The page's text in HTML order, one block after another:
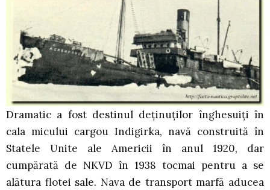
Dramatic a fost destinul deţinuţilor înghesuiţi în
cala micului cargou Indigirka, navă construită în
Statele Unite ale Americii în anul 1920, dar
cumpărată de NKVD în 1938 tocmai pentru a se
alătura flotei sale. Nava de transport marfă aducea